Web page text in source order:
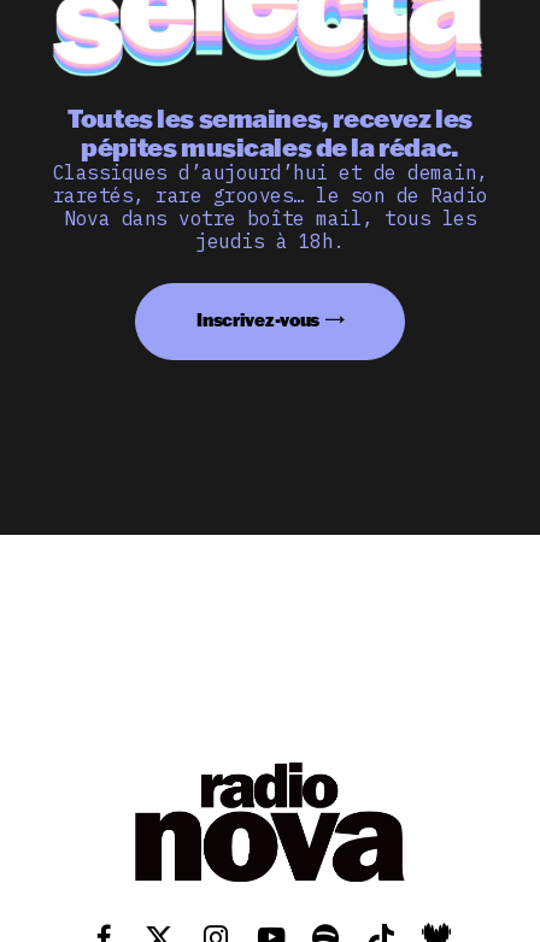
Toutes les semaines, recevez les
pépites musicales de la rédac.
Classiques d’aujourd’hui et de demain,
raretés, rare grooves… le son de Radio
Nova dans votre boîte mail, tous les
jeudis à 18h.
Inscrivez-vous